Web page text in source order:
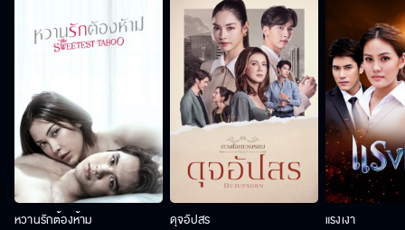
หวานรักต้องห้าม ดุจอัปสร แรงเงา